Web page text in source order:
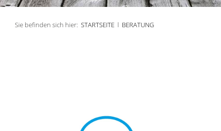
Sie befinden sich hier: STARTSEITE l BERATUNG